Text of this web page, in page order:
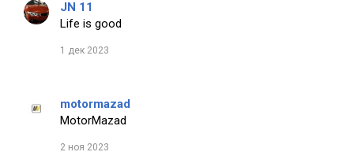
JN 11
Life is good
1 дек 2023
motormazad
MotorMazad
2 ноя 2023